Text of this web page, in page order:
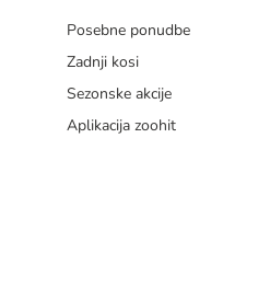
Posebne ponudbe
Zadnji kosi
Sezonske akcije
Aplikacija zoohit